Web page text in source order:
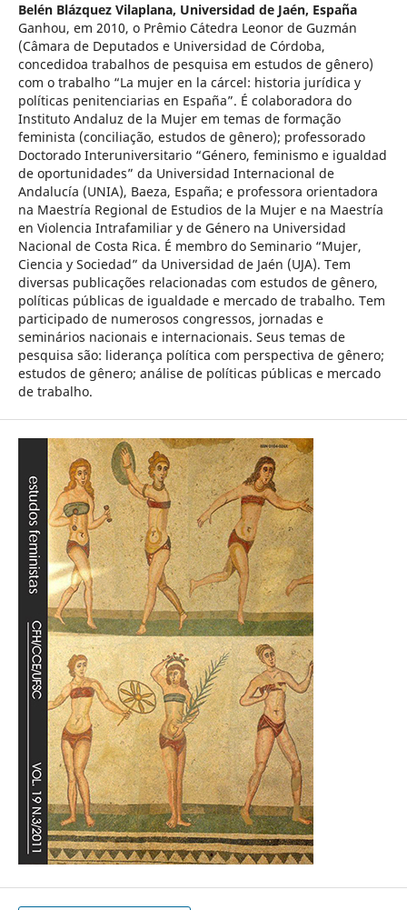
Belén Blázquez Vilaplana, Universidad de Jaén, España
Ganhou, em 2010, o Prêmio Cátedra Leonor de Guzmán
(Câmara de Deputados e Universidad de Córdoba,
concedidoa trabalhos de pesquisa em estudos de gênero)
com o trabalho “La mujer en la cárcel: historia jurídica y
políticas penitenciarias en España”. É colaboradora do
Instituto Andaluz de la Mujer em temas de formação
feminista (conciliação, estudos de gênero); professorado
Doctorado Interuniversitario “Género, feminismo e igualdad
de oportunidades” da Universidad Internacional de
Andalucía (UNIA), Baeza, España; e professora orientadora
na Maestría Regional de Estudios de la Mujer e na Maestría
en Violencia Intrafamiliar y de Género na Universidad
Nacional de Costa Rica. É membro do Seminario “Mujer,
Ciencia y Sociedad” da Universidad de Jaén (UJA). Tem
diversas publicações relacionadas com estudos de gênero,
políticas públicas de igualdade e mercado de trabalho. Tem
participado de numerosos congressos, jornadas e
seminários nacionais e internacionais. Seus temas de
pesquisa são: liderança política com perspectiva de gênero;
estudos de gênero; análise de políticas públicas e mercado
de trabalho.